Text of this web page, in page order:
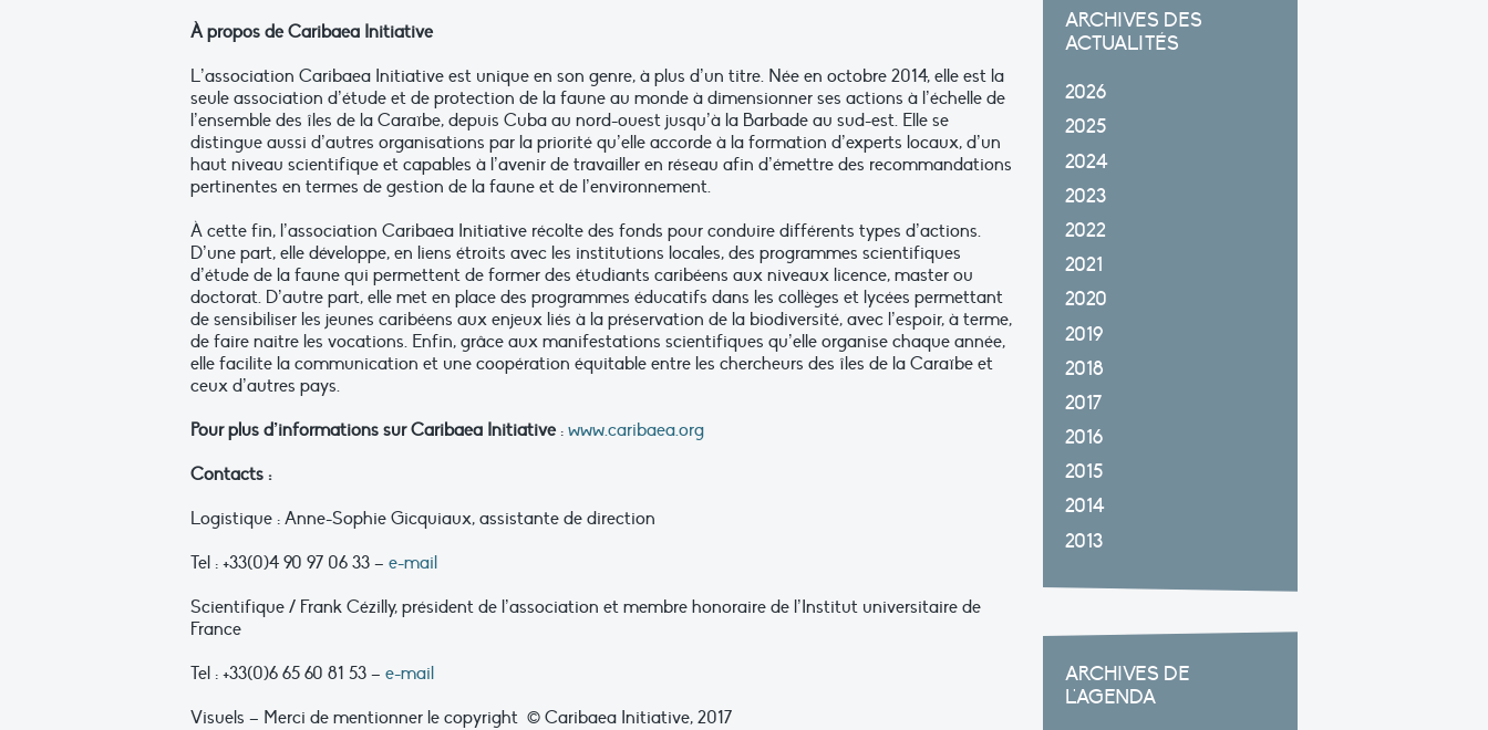
À propos de Caribaea Initiative
L’association Caribaea Initiative est unique en son genre, à plus d’un titre. Née en octobre 2014, elle est la
seule association d’étude et de protection de la faune au monde à dimensionner ses actions à l’échelle de
l’ensemble des îles de la Caraïbe, depuis Cuba au nord-ouest jusqu’à la Barbade au sud-est. Elle se
distingue aussi d’autres organisations par la priorité qu’elle accorde à la formation d’experts locaux, d’un
haut niveau scientifique et capables à l’avenir de travailler en réseau afin d’émettre des recommandations
pertinentes en termes de gestion de la faune et de l’environnement.
À cette fin, l’association Caribaea Initiative récolte des fonds pour conduire différents types d’actions.
D’une part, elle développe, en liens étroits avec les institutions locales, des programmes scientifiques
d’étude de la faune qui permettent de former des étudiants caribéens aux niveaux licence, master ou
doctorat. D’autre part, elle met en place des programmes éducatifs dans les collèges et lycées permettant
de sensibiliser les jeunes caribéens aux enjeux liés à la préservation de la biodiversité, avec l’espoir, à terme,
de faire naitre les vocations. Enfin, grâce aux manifestations scientifiques qu’elle organise chaque année,
elle facilite la communication et une coopération équitable entre les chercheurs des îles de la Caraïbe et
ceux d’autres pays.
Pour plus d’informations sur Caribaea Initiative : www.caribaea.org
Contacts :
Logistique : Anne-Sophie Gicquiaux, assistante de direction
Tel : +33(0)4 90 97 06 33 – e-mail
Scientifique / Frank Cézilly, président de l’association et membre honoraire de l’Institut universitaire de
France
Tel : +33(0)6 65 60 81 53 – e-mail
Visuels – Merci de mentionner le copyright © Caribaea Initiative, 2017
ARCHIVES DES
ACTUALITÉS
2026
2025
2024
2023
2022
2021
2020
2019
2018
2017
2016
2015
2014
2013
ARCHIVES DE
L'AGENDA